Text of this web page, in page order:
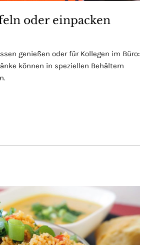
oder einpacken
genießen oder für Kollegen im Büro:
können in speziellen Behältern